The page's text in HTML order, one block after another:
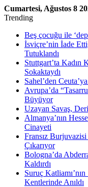
Cumartesi, Ağustos 8
Trending
Beş çocuğu ile
İsviçre’nin İade
Tutuklandı
Stuttgart’ta Kadın
Sokaktaydı
Sahel’den
Avrupa’da
Büyüyor
Uzayan Savaş,
Almanya’nın
Cinayeti
Fransız Burjuvazisi
Çıkarıyor
Bologna’da
Kaldırdı
Suruç
Kentlerinde Anıldı